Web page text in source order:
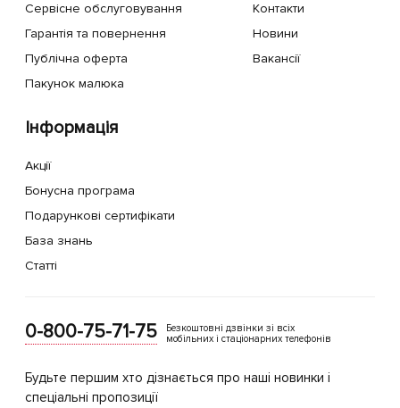
Сервісне обслуговування
Гарантія та повернення
Публічна оферта
Пакунок малюка
Контакти
Новини
Вакансії
Інформація
Акції
Бонусна програма
Подарункові сертифікати
База знань
Статті
0-800-75-71-75
Безкоштовні дзвінки зі всіх
мобільних і стаціонарних телефонів
Будьте першим хто дізнається про наші новинки і
спеціальні пропозиції